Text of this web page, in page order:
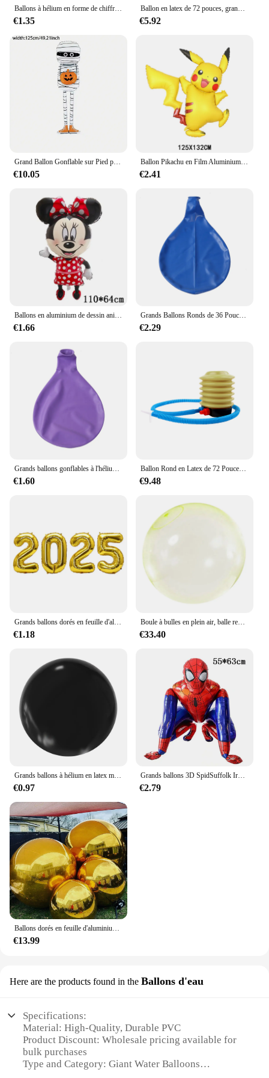
Ballons à hélium en forme de chiffres de 0 à 9, 40 pouces, décorations pour fête d'anniversaire, mariage, douche, grand format
€1.35
Ballon en latex de 72 pouces, grand ballon rond pour jeu amusant TUE88
€5.92
Grand Ballon Gonflable sur Pied pour Halloween, Accessoire de Décoration pour ixd'Horreur en Niket en Extérieur, 1 Pièce
€10.05
Ballon Pikachu en Film Aluminium, Dessin Animé Disney 3D, Décoration de ixd'Anniversaire pour Enfants, Fournitures de Réception-Cadeau pour Bébé
€2.41
€1.66
Grands Ballons Ronds de 36 Pouces pour ixd'Anniversaire, Décorations d'Extérieur
€2.29
€1.60
Ballon Rond en Latex de 72 Pouces, Grand Format, Jeu Amusant, Décoration de ixd'Anniversaire
€9.48
€1.18
Boule à bulles en plein air, balle remplie d'eau angielastic, super grandes piscines, jouet coule, boule remplie d'eau, ballons d'eau pour la plage
€33.40
€0.97
Grands ballons 3D SpidSuffolk Iron Man en aluminium, décorations de fête d'anniversaire pour enfants, dessin animé, fournitures de fête préChristophe, cadeau
€2.79
Ballons dorés en feuille d'aluminium miroir 4D, décoration de mariage extra large, décorations de fête, 5 pièces, 22 pouces
€13.99
Here are the products found in the Ballons d'eau
Specifications:
Material: High-Quality, Durable PVC
Product Discount: Wholesale pricing available for
bulk purchases
Type and Category: Giant Water Balloons